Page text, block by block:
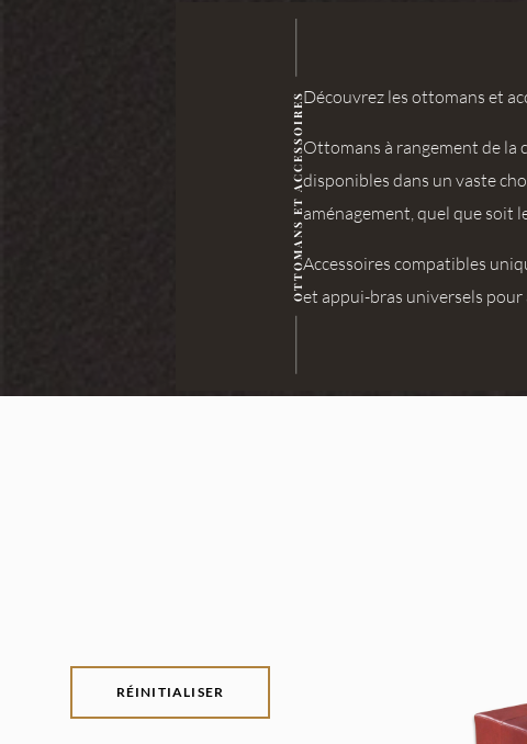
OTTOMANS ET ACCESSOIRESDécouvrez les ottomans et
Ottomans à rangement de la
disponibles dans un vaste
aménagement, quel que soit
Accessoires compatibles
et appui-bras universels
RÉINITIALISER